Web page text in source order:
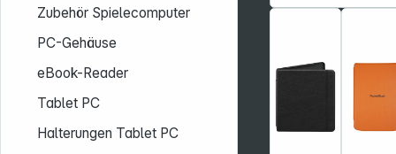
Zubehör Spielecomputer
PC-Gehäuse
eBook-Reader
Tablet PC
Halterungen Tablet PC
Mo. - Fr.: 08:00 - 17:00 Uhr